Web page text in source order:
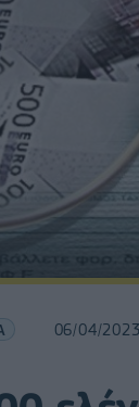
06/04/2023